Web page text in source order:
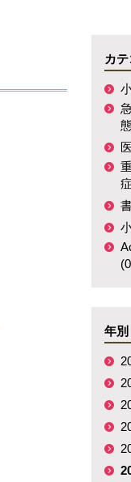
カテ
年別